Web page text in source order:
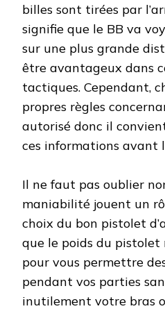
billes sont tirées par
signifie que le BB va
sur une plus grande
être avantageux dans
tactiques. Cependant,
propres règles
autorisé donc il
ces informations avant
Il ne faut pas oublier
maniabilité jouent un
choix du bon pistolet
que le poids du pistolet
pour vous permettre
pendant vos parties
inutilement votre bras